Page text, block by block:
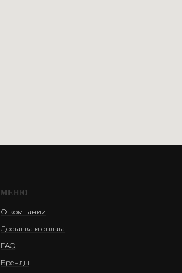
МЕНЮ
О компании
Доставка и оплата
FAQ
Бренды